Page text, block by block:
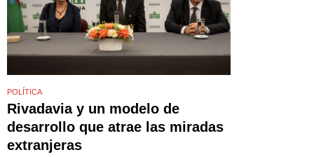
POLÍTICA
Rivadavia y un modelo de
desarrollo que atrae las miradas
extranjeras